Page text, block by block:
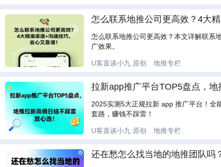
怎么联系地推公司更高效？4大
怎么联系地推公司更高效？本文详解联系
广效果。
U客直谈小九 原创 地推专栏
拉新app推广平台TOP5盘点，
2025实测5大正规拉新 app 推广平台！全
套路，赚钱不踩雷！
U客直谈小九 原创 地推专栏
还在愁怎么找当地的地推团队吗